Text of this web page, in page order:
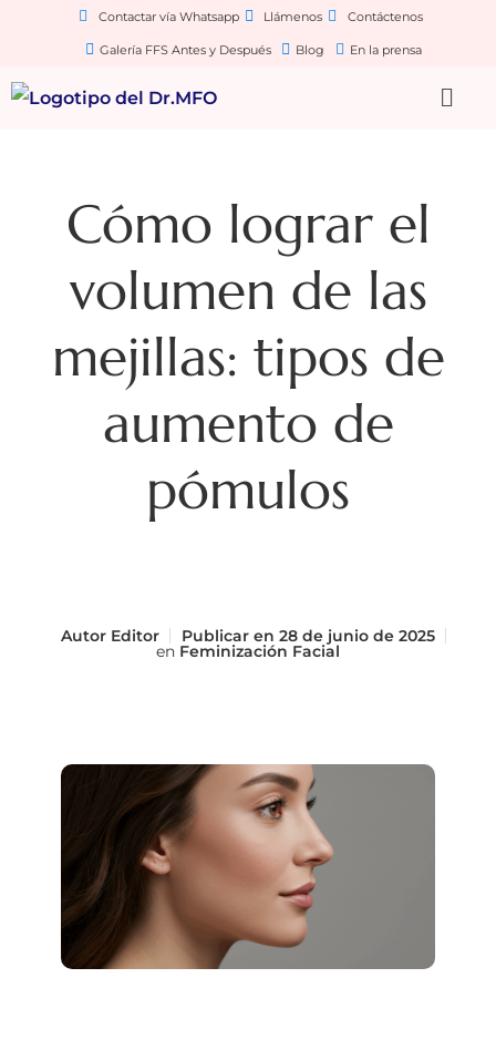
Contactar vía Whatsapp Llámenos Contáctenos
Galería FFS Antes y Después Blog En la prensa
Cómo lograr el
volumen de las
mejillas: tipos de
aumento de
pómulos
Autor Editor Publicar en 28 de junio de 2025
en Feminización Facial